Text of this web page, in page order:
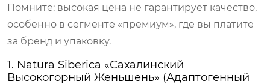
Помните: высокая цена не гарантирует качество,
особенно в сегменте «премиум», где вы платите
за бренд и упаковку.
1. Natura Siberica «Сахалинский
Высокогорный Женьшень» (Адаптогенный